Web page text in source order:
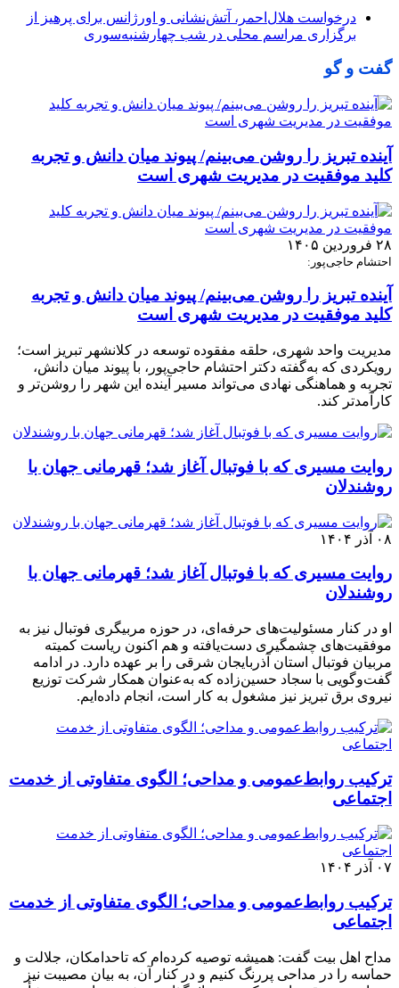
درخواست هلال‌احمر، آتش‌نشانی و اورژانس برای پرهیز از
برگزاری مراسم محلی در شب چهارشنبه‌سوری
گفت و گو
آینده تبریز را روشن می‌بینم/ پیوند میان دانش و تجربه
کلید موفقیت در مدیریت شهری است
۲۸ فروردین ۱۴۰۵
احتشام حاجی‌پور:
آینده تبریز را روشن می‌بینم/ پیوند میان دانش و تجربه
کلید موفقیت در مدیریت شهری است
مدیریت واحد شهری، حلقه مفقوده توسعه در کلانشهر تبریز است؛
رویکردی که به‌گفته دکتر احتشام حاجی‌پور، با پیوند میان دانش،
تجربه و هماهنگی نهادی می‌تواند مسیر آینده این شهر را روشن‌تر و
کارآمدتر کند.
روایت مسیری که با فوتبال آغاز شد؛ قهرمانی جهان با
روشندلان
۰۸ آذر ۱۴۰۴
روایت مسیری که با فوتبال آغاز شد؛ قهرمانی جهان با
روشندلان
او در کنار مسئولیت‌های حرفه‌ای، در حوزه مربیگری فوتبال نیز به
موفقیت‌های چشمگیری دست‌یافته و هم اکنون ریاست کمیته
مربیان فوتبال استان آذربایجان شرقی را بر عهده دارد. در ادامه
گفت‌وگویی با سجاد حسین‌زاده که به‌عنوان همکار شرکت توزیع
نیروی برق تبریز نیز مشغول به کار است، انجام داده‌ایم.
ترکیب روابط‌عمومی و مداحی؛ الگوی متفاوتی از خدمت
اجتماعی
۰۷ آذر ۱۴۰۴
ترکیب روابط‌عمومی و مداحی؛ الگوی متفاوتی از خدمت
اجتماعی
مداح اهل بیت گفت: همیشه توصیه کرده‌ام که تاحدامکان، جلالت و
حماسه را در مداحی پررنگ کنیم و در کنار آن، به بیان مصیبت نیز